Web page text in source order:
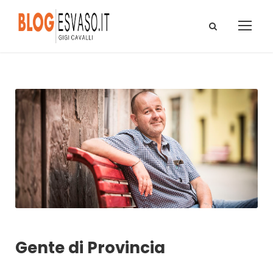
Gente di Provincia